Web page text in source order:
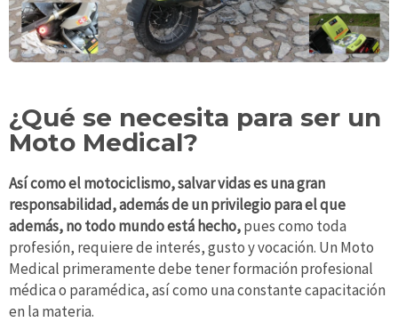
¿Qué se necesita para ser un
Moto Medical?
Así como el motociclismo, salvar vidas es una gran
responsabilidad, además de un privilegio para el que
además, no todo mundo está hecho,pues como toda
profesión, requiere de interés, gusto y vocación. Un Moto
Medical primeramente debe tener formación profesional
médica o paramédica, así como una constante capacitación
en la materia.